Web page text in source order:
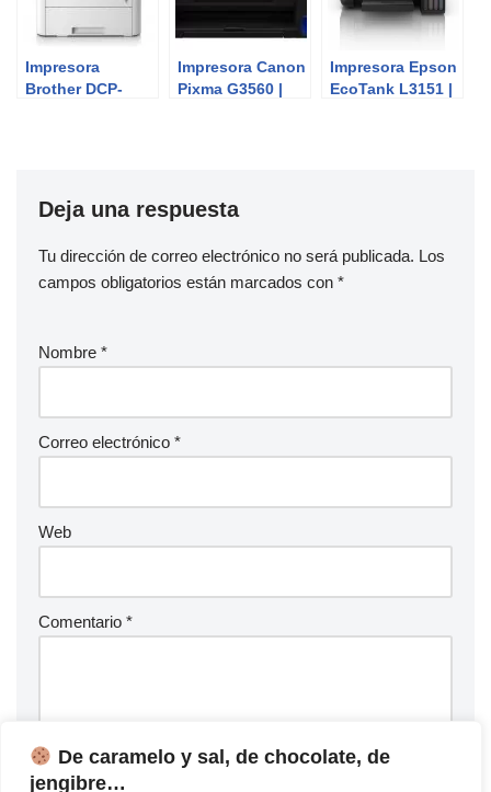
De caramelo y sal, de chocolate, de
jengibre…
Impresora
Brother DCP-
Impresora Canon
Pixma G3560 |
Impresora Epson
EcoTank L3151 |
Deja una respuesta
Tu dirección de correo electrónico no será publicada. Los
campos obligatorios están marcados con *
Nombre *
Correo electrónico *
Web
Comentario *